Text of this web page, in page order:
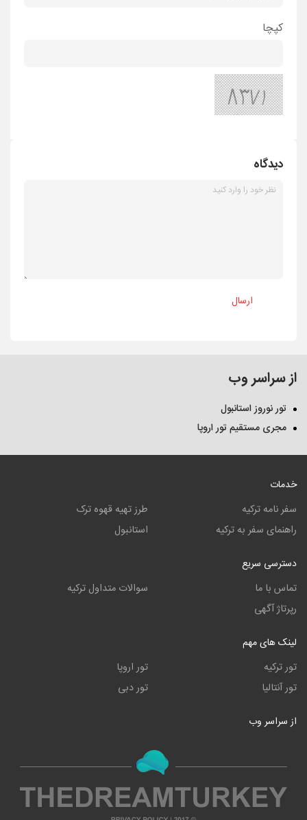
کپچا
دیدگاه
ارسال
از سراسر وب
تور نوروز استانبول
مجری مستقیم تور اروپا
خدمات
سفر نامه ترکیه
راهنمای سفر به ترکیه
طرز تهیه قهوه ترک
استانبول
دسترسی سریع
تماس با ما
رپرتاژ آگهی
سوالات متداول ترکیه
لینک های مهم
تور ترکیه
تور آنتالیا
تور اروپا
تور دبی
از سراسر وب